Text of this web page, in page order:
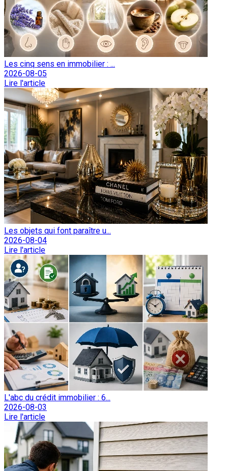
Les cinq sens en immobilier : ...
2026-08-05
Lire l'article
Les objets qui font paraître u...
2026-08-04
Lire l'article
L'abc du crédit immobilier : 6...
2026-08-03
Lire l'article